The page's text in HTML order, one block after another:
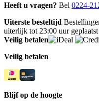
Heeft u vragen? Bel 0224-
Uiterste besteltijd
uiterlijk tot 23:00 uur
Veilig betalen
Veilig betalen
Blijf op de hoogte